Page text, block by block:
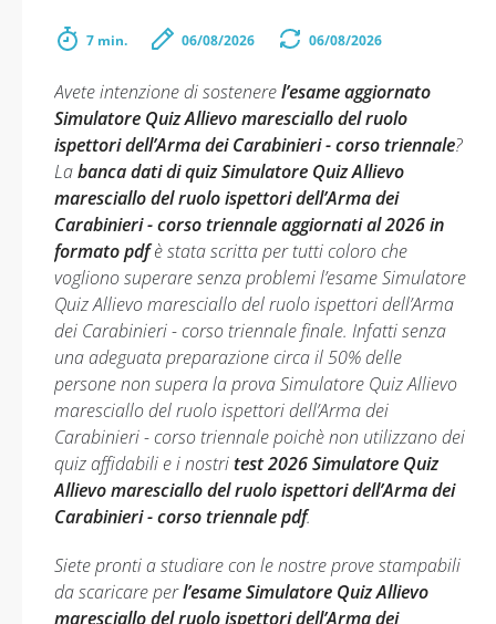
7 min. 06/08/2026 06/08/2026
Avete intenzione di sostenerel’esame aggiornato
Simulatore Quiz Allievo maresciallo del ruolo
ispettori dell’Arma dei Carabinieri - corso triennale?
Labanca dati di quiz Simulatore Quiz Allievo
maresciallo del ruolo ispettori dell’Arma dei
Carabinieri - corso triennale aggiornati al 2026 in
formato pdfè stata scritta per tutti coloro che
vogliono superare senza problemi l’esame Simulatore
Quiz Allievo maresciallo del ruolo ispettori dell’Arma
dei Carabinieri - corso triennale finale. Infatti senza
una adeguata preparazione circa il 50% delle
persone non supera la prova Simulatore Quiz Allievo
maresciallo del ruolo ispettori dell’Arma dei
Carabinieri - corso triennale poichè non utilizzano dei
quiz affidabili e i nostri test 2026 Simulatore Quiz
Allievo maresciallo del ruolo ispettori dell’Arma dei
Carabinieri - corso triennale pdf.
Siete pronti a studiare con le nostre prove stampabili
da scaricare perl’esame Simulatore Quiz Allievo
maresciallo del ruolo ispettori dell’Arma dei